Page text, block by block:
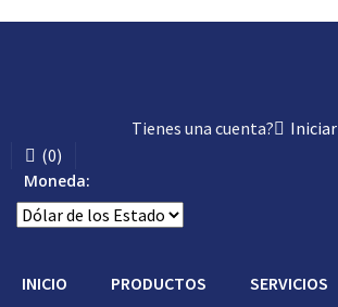
Tienes una cuenta? Iniciar
(0)
Moneda:
INICIO PRODUCTOS SERVICIOS